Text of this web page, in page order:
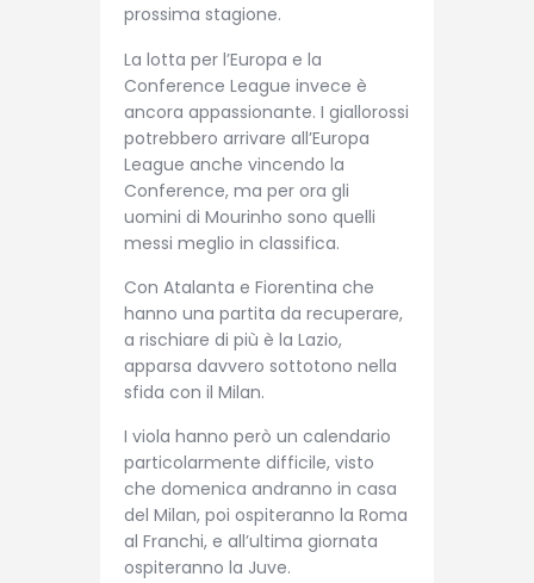
prossima stagione.
La lotta per l’Europa e la
Conference League invece è
ancora appassionante. I giallorossi
potrebbero arrivare all’Europa
League anche vincendo la
Conference, ma per ora gli
uomini di Mourinho sono quelli
messi meglio in classifica.
Con Atalanta e Fiorentina che
hanno una partita da recuperare,
a rischiare di più è la Lazio,
apparsa davvero sottotono nella
sfida con il Milan.
I viola hanno però un calendario
particolarmente difficile, visto
che domenica andranno in casa
del Milan, poi ospiteranno la Roma
al Franchi, e all’ultima giornata
ospiteranno la Juve.